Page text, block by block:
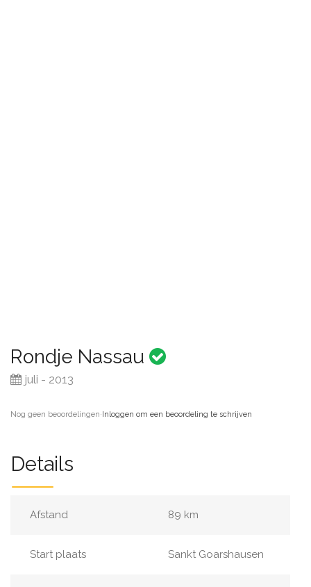
Rondje Nassau
juli - 2013
Nog geen beoordelingen·Inloggen om een beoordeling te schrijven
Details
Afstand 89 km
Start plaats Sankt Goarshausen